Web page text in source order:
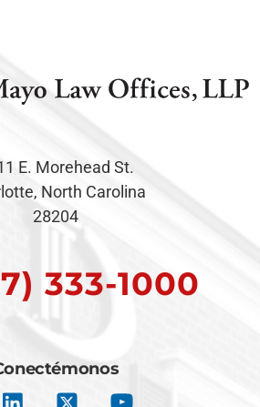
E. Morehead St.
North Carolina
28204
333-1000